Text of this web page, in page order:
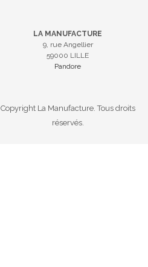
LA MANUFACTURE
9, rue Angellier
59000 LILLE
Pandore
Copyright La Manufacture. Tous droits
réservés.